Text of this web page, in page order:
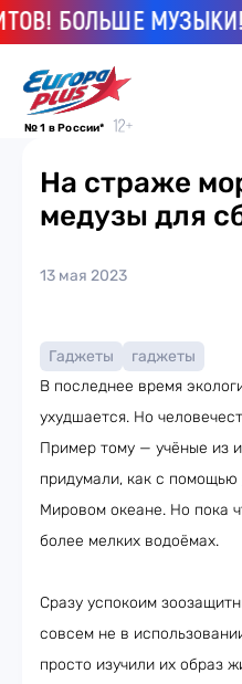
БОЛЬШЕ МУЗЫКИ!
№ 1 в России*
На страже
медузы для
13 мая 2023
Гаджеты
гаджеты
В последнее время
ухудшается. Но
Пример тому — учёные из
придумали, как с помощью
Мировом океане. Но пока
более мелких водоёмах.
Сразу успокоим
совсем не в
просто изучили их образ